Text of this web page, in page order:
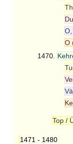
O
1470.
Top /
1471 - 1480